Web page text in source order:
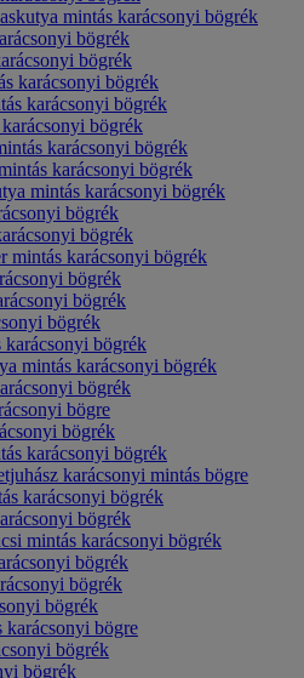
mintás karácsonyi bögrék
bögrék
bögrék
karácsonyi bögrék
karácsonyi bögrék
bögrék
karácsonyi bögrék
karácsonyi bögrék
mintás karácsonyi bögrék
bögrék
bögrék
mintás karácsonyi bögrék
bögrék
bögrék
bögrék
bögrék
mintás karácsonyi bögrék
bögrék
bögre
bögrék
karácsonyi bögrék
karácsonyi mintás bögre
karácsonyi bögrék
bögrék
mintás karácsonyi bögrék
bögrék
bögrék
bögrék
bögre
bögrék
bögrék